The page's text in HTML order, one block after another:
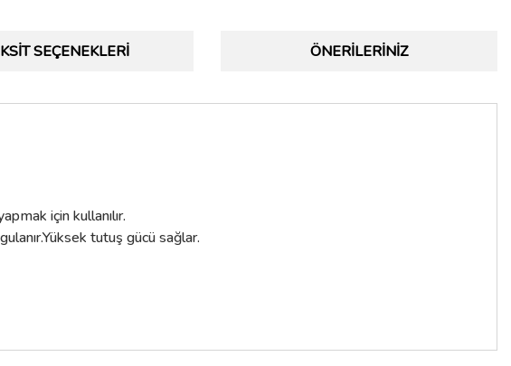
SEÇENEKLERI ÖNERILERINIZ
için kullanılır.
tutuş gücü sağlar.